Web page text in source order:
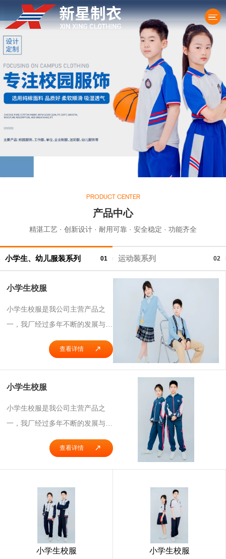
产品中心
关于我们
PRODUCT CENTER
产品中心
精湛工艺 · 创新设计 · 耐用可靠 · 安全稳定 · 功能齐全
小学生、幼儿服装系列 01 运动装系列 02
小学生校服
小学生校服是我公司主营产品之
一，我厂经过多年不断的发展与逐
步改善，迄今已成为定做各种服装
的知名企业。本厂以开发研制客户
需要的产品为己任，以让客户满意
为宗旨，始终贯彻以“客户为中
对各种需求的职业装进行了渗入的
通过严格的质量把关，力使每件产
品都能做到精、准，使每件产品都
体现着丰富的高尚的文化底蕴及鲜
明的个性。让客户满意，才是我们
的目标。我厂的经营范围在不断的
查看详情
小学生校服
小学生校服是我公司主营产品之
一，我厂经过多年不断的发展与逐
步改善，迄今已成为定做各种服装
的知名企业。本厂以开发研制客户
需要的产品为己任，以让客户满意
心”的思想，走以“追求与时俱进的
不凡品质”的发展方针，这事我们
公司坚持不懈的发展目标。我厂针
对各种需求的职业装进行了渗入的
查看详情
小学生校服 小学生校服